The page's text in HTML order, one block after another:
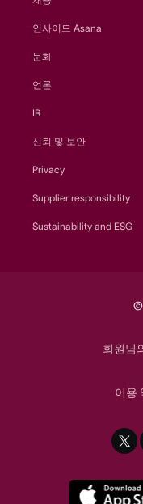
인사이드 Asana
문화
언론
IR
신뢰 및 보안
Privacy
Supplier responsibility
Sustainability and ESG
©
회원님
이용